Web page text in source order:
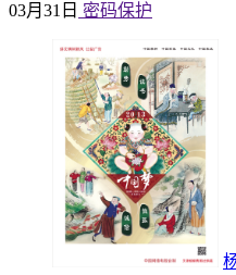
03月31日 密码保护